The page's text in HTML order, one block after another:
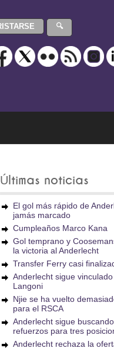
Últimas noticias
El gol más rápido de
jamás marcado
Cumpleaños Marco Kana
Gol temprano y
la victoria al Anderlecht
Transfer Ferry casi
Anderlecht sigue vinculado
Langoni
Njie se ha vuelto
para el RSCA
Anderlecht sigue buscando
refuerzos para tres
Anderlecht rechaza la